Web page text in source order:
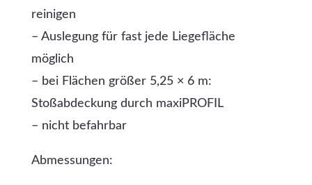
reinigen
– Auslegung für fast jede Liegefläche
möglich
– bei Flächen größer 5,25 × 6 m:
Stoßabdeckung durch maxiPROFIL
– nicht befahrbar
Abmessungen: